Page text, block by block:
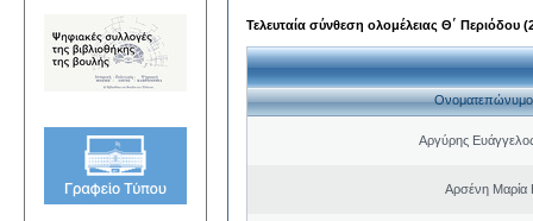
Τελευταία σύνθεση ολομέλειας Θ΄ Περιόδου
Ονοματεπώνυμο
Αργύρης
Αρσένη Μαρία